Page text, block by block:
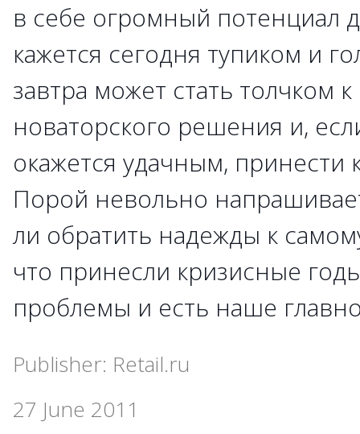
в себе огромный потенциал
кажется сегодня тупиком и
завтра может стать толчком
новаторского решения и,
окажется удачным, принести
Порой невольно
ли обратить надежды к
что принесли кризисные
проблемы и есть наше
Publisher: Retail.ru
27 June 2011